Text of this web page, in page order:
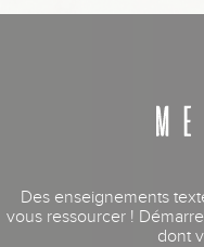
Des enseignements
vous ressourcer !
dont